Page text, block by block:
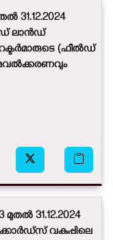
31.12.2024
ലാൻഡ്
(ഫീൽഡ്
മുതൽ 31.12.2024
വകുപ്പിലെ